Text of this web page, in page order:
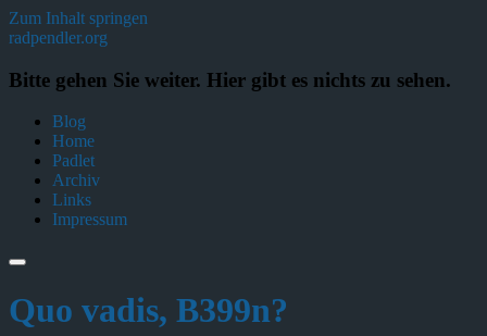
Zum Inhalt springen
radpendler.org
Bitte gehen Sie weiter. Hier gibt es nichts zu sehen.
Blog
Home
Padlet
Archiv
Links
Impressum
Quo vadis, B399n?